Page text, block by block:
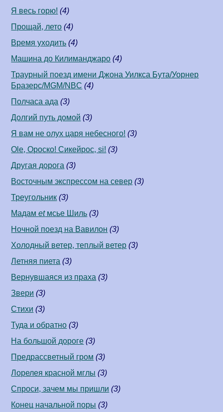
Я весь горю! (4)
Прощай, лето (4)
Время уходить (4)
Машина до Килиманджаро (4)
Траурный поезд имени Джона Уилкса Бута/Уорнер
Бразерс/MGM/NBC (4)
Полчаса ада (3)
Долгий путь домой (3)
Я вам не олух царя небесного! (3)
Ole, Ороско! Сикейрос, si! (3)
Другая дорога (3)
Восточным экспрессом на север (3)
Треугольник (3)
Мадамetмсье Шиль (3)
Ночной поезд на Вавилон (3)
Холодный ветер, теплый ветер (3)
Летняя пиета (3)
Вернувшаяся из праха (3)
Звери (3)
Стихи (3)
Туда и обратно (3)
На большой дороге (3)
Предрассветный гром (3)
Лорелея красной мглы (3)
Спроси, зачем мы пришли (3)
Конец начальной поры (3)